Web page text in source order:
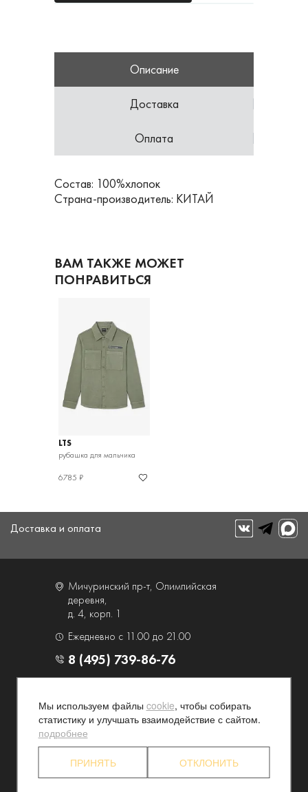
Описание
Доставка
Оплата
Состав: 100%хлопок
Страна-производитель: КИТАЙ
ВАМ ТАКЖЕ МОЖЕТ
ПОНРАВИТЬСЯ
LTS
рубашка для мальчика
6785 ₽
Доставка и оплата
Мичуринский пр-т, Олимпийская
деревня,
д. 4, корп. 1
Ежедневно с 11.00 до 21.00
8 (495) 739-86-76
Контакты и схема проезда
Наши преимущества
Программа лояльности
Партнерские программы
Конфиденциальность
Акционерам
Мы используем файлы cookie, чтобы собирать
статистику и улучшать взаимодействие с сайтом.
подробнее
ПРИНЯТЬ ОТКЛОНИТЬ